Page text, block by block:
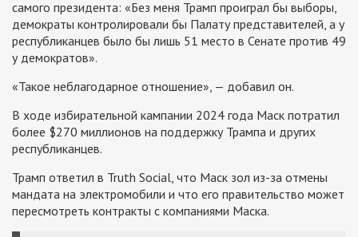
самого президента: «Без меня Трамп проиграл бы выборы,
демократы контролировали бы Палату представителей, а у
республиканцев было бы лишь 51 место в Сенате против 49
у демократов».
«Такое неблагодарное отношение», — добавил он.
В ходе избирательной кампании 2024 года Маск потратил
более $270 миллионов на поддержку Трампа и других
республиканцев.
Трамп ответил в Truth Social, что Маск зол из-за отмены
мандата на электромобили и что его правительство может
пересмотреть контракты с компаниями Маска.